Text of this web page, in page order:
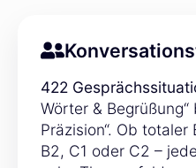
422
Wörter & Begrüßung“
Präzision“. Ob totaler
B2, C1 oder C2 –